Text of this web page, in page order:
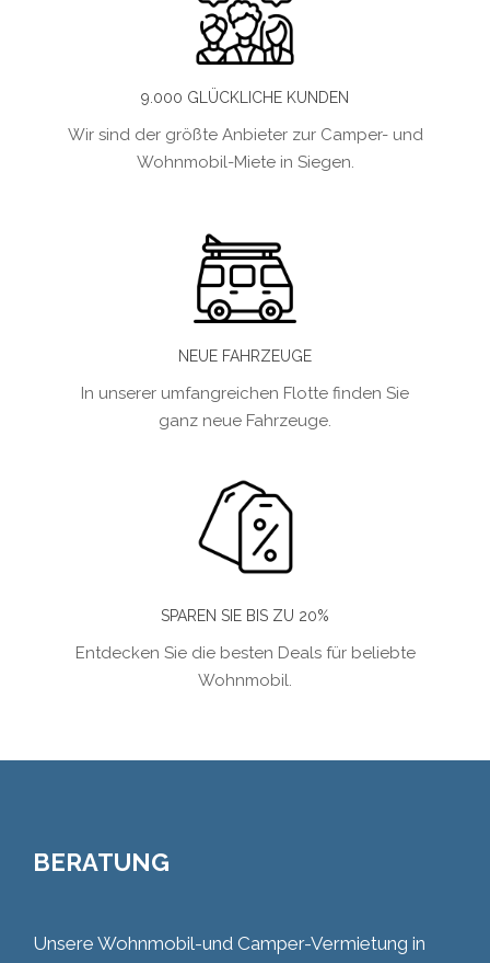
9.000 GLÜCKLICHE KUNDEN
Wir sind der größte Anbieter zur Camper- und
Wohnmobil-Miete in Siegen.
NEUE FAHRZEUGE
In unserer umfangreichen Flotte finden Sie
ganz neue Fahrzeuge.
SPAREN SIE BIS ZU 20%
Entdecken Sie die besten Deals für beliebte
Wohnmobil.
BERATUNG
Unsere Wohnmobil-und Camper-Vermietung in